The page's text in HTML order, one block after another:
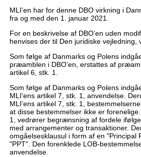
MLI’en har for denne DBO virkning i
fra og med den 1. januar 2021.
For en beskrivelse af DBO’en uden
henvises der til Den juridiske vejledning,
Som følge af Danmarks og Polens
præamblen i DBO’en, erstattes af
artikel 6, stk. 1.
Som følge af Danmarks og Polens
MLI’ens artikel 7, stk. 1, anvendelse.
MLI’ens artikel 7, stk. 1,
at disse bestemmelser ikke er forenelige.
1, vedrører begrænsning af fordele ifølge
med arrangementer og transaktioner.
omgåelsesklausul i form af en "Principal
"PPT". Den forenklede LOB-
anvendelse.